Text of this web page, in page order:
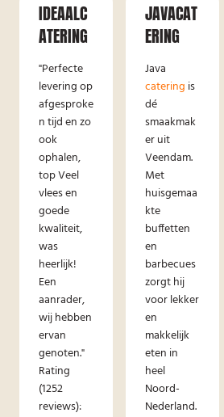
IDEAALC
ATERING
"Perfecte
levering op
afgesproke
n tijd en zo
ook
ophalen,
top Veel
vlees en
goede
kwaliteit,
was
heerlijk!
Een
aanrader,
wij hebben
ervan
genoten."
Rating
(1252
reviews):
JAVACAT
ERING
Java
catering is
dé
smaakmak
er uit
Veendam.
Met
huisgemaa
kte
buffetten
en
barbecues
zorgt hij
voor lekker
en
makkelijk
eten in
heel
Noord-
Nederland.